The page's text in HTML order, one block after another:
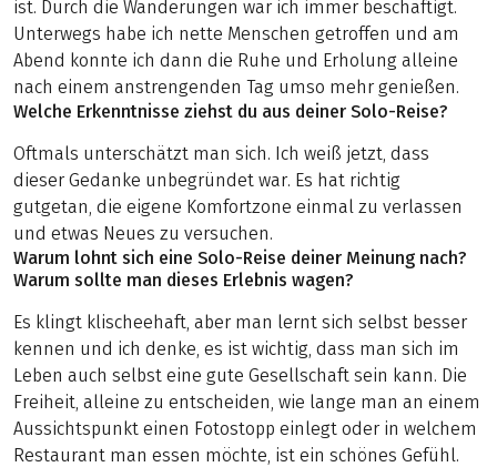
ist. Durch die Wanderungen war ich immer beschäftigt.
Unterwegs habe ich nette Menschen getroffen und am
Abend konnte ich dann die Ruhe und Erholung alleine
nach einem anstrengenden Tag umso mehr genießen.
Welche Erkenntnisse ziehst du aus deiner Solo-Reise?
Oftmals unterschätzt man sich. Ich weiß jetzt, dass
dieser Gedanke unbegründet war. Es hat richtig
gutgetan, die eigene Komfortzone einmal zu verlassen
und etwas Neues zu versuchen.
Warum lohnt sich eine Solo-Reise deiner Meinung nach?
Warum sollte man dieses Erlebnis wagen?
Es klingt klischeehaft, aber man lernt sich selbst besser
kennen und ich denke, es ist wichtig, dass man sich im
Leben auch selbst eine gute Gesellschaft sein kann. Die
Freiheit, alleine zu entscheiden, wie lange man an einem
Aussichtspunkt einen Fotostopp einlegt oder in welchem
Restaurant man essen möchte, ist ein schönes Gefühl.